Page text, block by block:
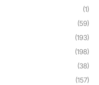
(1)
(59)
(193)
(198)
(38)
(157)